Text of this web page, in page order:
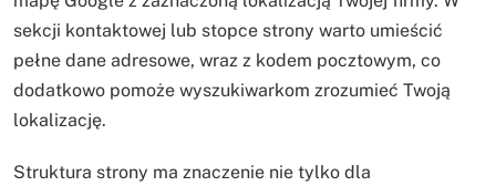
sekcji kontaktowej lub stopce strony warto umieścić
pełne dane adresowe, wraz z kodem pocztowym, co
dodatkowo pomoże wyszukiwarkom zrozumieć Twoją
lokalizację.
Struktura strony ma znaczenie nie tylko dla